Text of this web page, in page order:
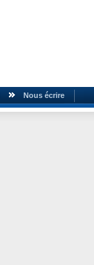
Nous écrire